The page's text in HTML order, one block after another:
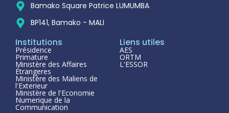
Bamako Square Patrice LUMUMBA
BP141, Bamako - MALI
Institutions
Présidence
Primature
Ministère des Affaires
Étrangeres
Ministère des Maliens de
l'Exterieur
Ministère de l'Economie
Numerique de la
Communication
Liens utiles
AES
ORTM
L'ESSOR